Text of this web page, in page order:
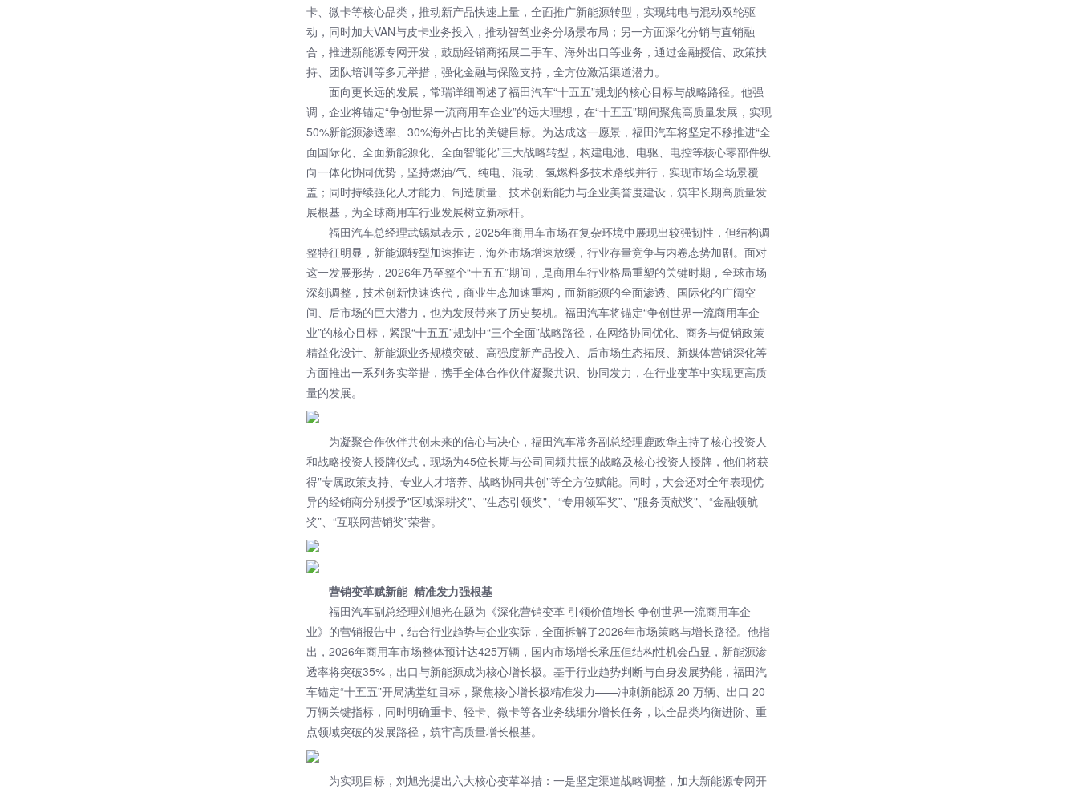
卡、微卡等核心品类，推动新产品快速上量，全面推广新能源转型，实现纯电与混动双轮驱
动，同时加大VAN与皮卡业务投入，推动智驾业务分场景布局；另一方面深化分销与直销融
合，推进新能源专网开发，鼓励经销商拓展二手车、海外出口等业务，通过金融授信、政策扶
持、团队培训等多元举措，强化金融与保险支持，全方位激活渠道潜力。
面向更长远的发展，常瑞详细阐述了福田汽车“十五五”规划的核心目标与战略路径。他强
调，企业将锚定“争创世界一流商用车企业”的远大理想，在“十五五”期间聚焦高质量发展，实现
50%新能源渗透率、30%海外占比的关键目标。为达成这一愿景，福田汽车将坚定不移推进“全
面国际化、全面新能源化、全面智能化”三大战略转型，构建电池、电驱、电控等核心零部件纵
向一体化协同优势，坚持燃油/气、纯电、混动、氢燃料多技术路线并行，实现市场全场景覆
盖；同时持续强化人才能力、制造质量、技术创新能力与企业美誉度建设，筑牢长期高质量发
展根基，为全球商用车行业发展树立新标杆。
福田汽车总经理武锡斌表示，2025年商用车市场在复杂环境中展现出较强韧性，但结构调
整特征明显，新能源转型加速推进，海外市场增速放缓，行业存量竞争与内卷态势加剧。面对
这一发展形势，2026年乃至整个“十五五”期间，是商用车行业格局重塑的关键时期，全球市场
深刻调整，技术创新快速迭代，商业生态加速重构，而新能源的全面渗透、国际化的广阔空
间、后市场的巨大潜力，也为发展带来了历史契机。福田汽车将锚定“争创世界一流商用车企
业”的核心目标，紧跟“十五五”规划中“三个全面”战略路径，在网络协同优化、商务与促销政策
精益化设计、新能源业务规模突破、高强度新产品投入、后市场生态拓展、新媒体营销深化等
方面推出一系列务实举措，携手全体合作伙伴凝聚共识、协同发力，在行业变革中实现更高质
量的发展。
为凝聚合作伙伴共创未来的信心与决心，福田汽车常务副总经理鹿政华主持了核心投资人
和战略投资人授牌仪式，现场为45位长期与公司同频共振的战略及核心投资人授牌，他们将获
得"专属政策支持、专业人才培养、战略协同共创"等全方位赋能。同时，大会还对全年表现优
异的经销商分别授予"区域深耕奖"、"生态引领奖"、“专用领军奖”、"服务贡献奖"、“金融领航
奖”、“互联网营销奖”荣誉。
营销变革赋新能 精准发力强根基
福田汽车副总经理刘旭光在题为《深化营销变革 引领价值增长 争创世界一流商用车企
业》的营销报告中，结合行业趋势与企业实际，全面拆解了2026年市场策略与增长路径。他指
出，2026年商用车市场整体预计达425万辆，国内市场增长承压但结构性机会凸显，新能源渗
透率将突破35%，出口与新能源成为核心增长极。基于行业趋势判断与自身发展势能，福田汽
车锚定“十五五”开局满堂红目标，聚焦核心增长极精准发力——冲刺新能源 20 万辆、出口 20
万辆关键指标，同时明确重卡、轻卡、微卡等各业务线细分增长任务，以全品类均衡进阶、重
点领域突破的发展路径，筑牢高质量增长根基。
为实现目标，刘旭光提出六大核心变革举措：一是坚定渠道战略调整，加大新能源专网开